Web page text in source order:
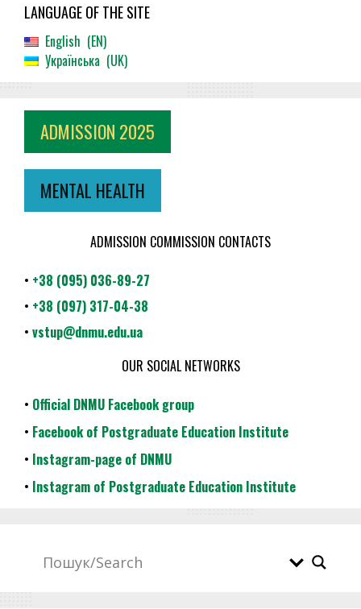
LANGUAGE OF THE SITE
English
EN
Українська
UK
ADMISSION 2025
MENTAL HEALTH
ADMISSION COMMISSION CONTACTS
• +38 (095) 036-89-27
• +38 (097) 317-04-38
• vstup@dnmu.edu.ua
OUR SOCIAL NETWORKS
• Official DNMU Facebook group
• Facebook of Postgraduate Education Institute
• Instagram-page of DNMU
• Instagram of Postgraduate Education Institute